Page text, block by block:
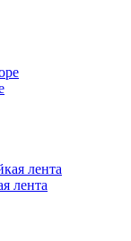
лента